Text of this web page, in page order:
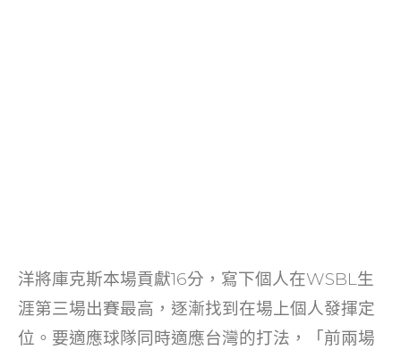
洋將庫克斯本場貢獻16分，寫下個人在WSBL生
涯第三場出賽最高，逐漸找到在場上個人發揮定
位。要適應球隊同時適應台灣的打法，「前兩場